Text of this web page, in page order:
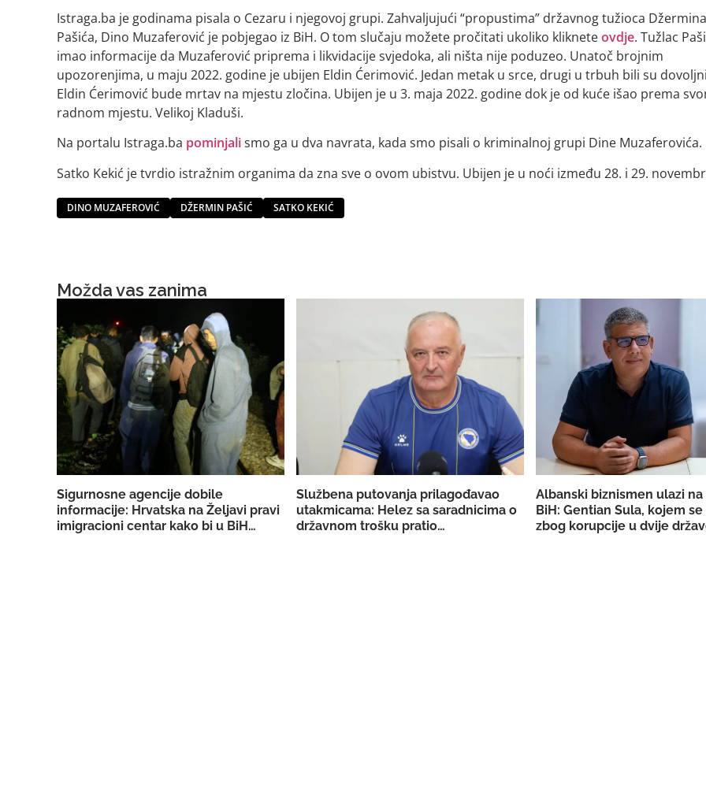
Istraga.ba je godinama pisala o Cezaru i njegovoj grupi. Zahvaljujući “propustima” državnog tužioca Džermina
Pašića, Dino Muzaferović je pobjegao iz BiH. O tom slučaju možete pročitati ukoliko klikneteovdje. Tužlac
imao informacije da Muzaferović priprema i likvidacije svjedoka, ali ništa nije poduzeo. Unatoč brojnim
upozorenjima, u maju 2022. godine je ubijen Eldin Ćerimović. Jedan metak u srce, drugi u trbuh bili su
Eldin Ćerimović bude mrtav na mjestu zločina. Ubijen je u 3. maja 2022. godine dok je od kuće išao prema
radnom mjestu. Velikoj Kladuši.
Na portalu Istraga.ba pominjalismo ga u dva navrata, kada smo pisali o kriminalnoj grupi Dine Muzaferovića.
Satko Kekić je tvrdio istražnim organima da zna sve o ovom ubistvu. Ubijen je u noći između 28. i 29.
DINO MUZAFEROVIĆ DŽERMIN PAŠIĆ SATKO KEKIĆ
Možda vas zanima
Sigurnosne agencije dobile
informacije: Hrvatska na Željavi pravi
imigracioni centar kako bi u BiH
Službena putovanja prilagođavao
utakmicama: Helez sa saradnicima o
državnom trošku pratio
Albanski biznismen ulazi
BiH: Gentian Sula, kojem se
zbog korupcije u dvije